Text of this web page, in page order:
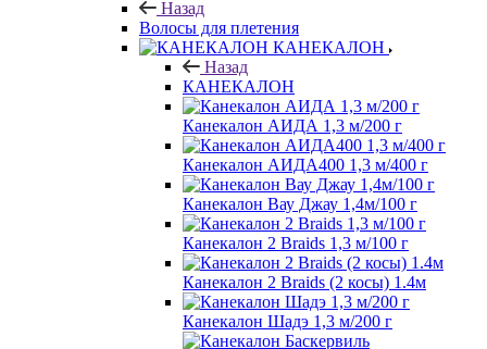
Назад
Волосы для плетения
КАНЕКАЛОН
Назад
КАНЕКАЛОН
Канекалон АИДА 1,3 м/200 г
Канекалон АИДА400 1,3 м/400 г
Канекалон Вау Джау 1,4м/100 г
Канекалон 2 Braids 1,3 м/100 г
Канекалон 2 Braids (2 косы) 1.4м
Канекалон Шадэ 1,3 м/200 г